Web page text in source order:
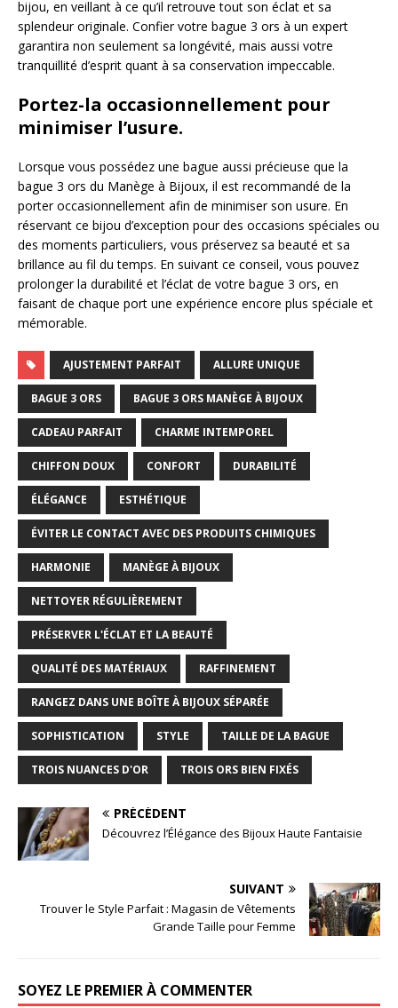
bijou, en veillant à ce qu’il retrouve tout son éclat et sa
splendeur originale. Confier votre bague 3 ors à un expert
garantira non seulement sa longévité, mais aussi votre
tranquillité d’esprit quant à sa conservation impeccable.
Portez-la occasionnellement pour
minimiser l’usure.
Lorsque vous possédez une bague aussi précieuse que la
bague 3 ors du Manège à Bijoux, il est recommandé de la
porter occasionnellement afin de minimiser son usure. En
réservant ce bijou d’exception pour des occasions spéciales ou
des moments particuliers, vous préservez sa beauté et sa
brillance au fil du temps. En suivant ce conseil, vous pouvez
prolonger la durabilité et l’éclat de votre bague 3 ors, en
faisant de chaque port une expérience encore plus spéciale et
mémorable.
AJUSTEMENT PARFAIT ALLURE UNIQUE
BAGUE 3 ORS BAGUE 3 ORS MANÈGE À BIJOUX
CADEAU PARFAIT CHARME INTEMPOREL
CHIFFON DOUX CONFORT DURABILITÉ
ÉLÉGANCE ESTHÉTIQUE
ÉVITER LE CONTACT AVEC DES PRODUITS CHIMIQUES
HARMONIE MANÈGE À BIJOUX
NETTOYER RÉGULIÈREMENT
PRÉSERVER L'ÉCLAT ET LA BEAUTÉ
QUALITÉ DES MATÉRIAUX RAFFINEMENT
RANGEZ DANS UNE BOÎTE À BIJOUX SÉPARÉE
SOPHISTICATION STYLE TAILLE DE LA BAGUE
TROIS NUANCES D'OR TROIS ORS BIEN FIXÉS
PRÉCÉDENT
Découvrez l’Élégance des Bijoux Haute Fantaisie
SUIVANT
Trouver le Style Parfait : Magasin de Vêtements
Grande Taille pour Femme
SOYEZ LE PREMIER À COMMENTER